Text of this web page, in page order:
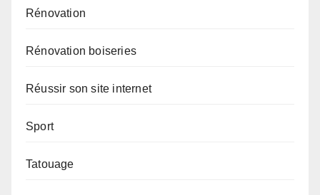
Rénovation
Rénovation boiseries
Réussir son site internet
Sport
Tatouage